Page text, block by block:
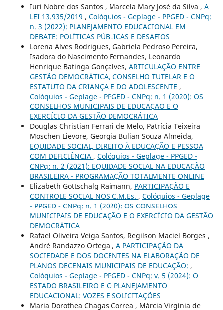
Iuri Nobre dos Santos , Marcela Mary José da Silva , A
LEI 13.935/2019 , Colóquios - Geplage - PPGED - CNPq:
n. 3 (2022): PLANEJAMENTO EDUCACIONAL EM
DEBATE: POLÍTICAS PÚBLICAS E DESAFIOS
Lorena Alves Rodrigues, Gabriela Pedroso Pereira,
Isadora do Nascimento Fernandes, Leonardo
Henrique Batinga Gonçalves, ARTICULAÇÃO ENTRE
GESTÃO DEMOCRÁTICA, CONSELHO TUTELAR E O
ESTATUTO DA CRIANÇA E DO ADOLESCENTE ,
Colóquios - Geplage - PPGED - CNPq: n. 1 (2020): OS
CONSELHOS MUNICIPAIS DE EDUCAÇÃO E O
EXERCÍCIO DA GESTÃO DEMOCRÁTICA
Douglas Christian Ferrari de Melo, Patrícia Teixeira
Moschen Lievore, Georgia Bulian Souza Almeida,
EQUIDADE SOCIAL, DIREITO À EDUCAÇÃO E PESSOA
COM DEFICIÊNCIA , Colóquios - Geplage - PPGED -
CNPq: n. 2 (2021): EQUIDADE SOCIAL NA EDUCAÇÃO
BRASILEIRA - PROGRAMAÇÃO TOTALMENTE ONLINE
Elizabeth Gottschalg Raimann, PARTICIPAÇÃO E
CONTROLE SOCIAL NOS C.M.Es. , Colóquios - Geplage
- PPGED - CNPq: n. 1 (2020): OS CONSELHOS
MUNICIPAIS DE EDUCAÇÃO E O EXERCÍCIO DA GESTÃO
DEMOCRÁTICA
Rafael Oliveira Veiga Santos, Regilson Maciel Borges ,
André Randazzo Ortega , A PARTICIPAÇÃO DA
SOCIEDADE E DOS DOCENTES NA ELABORAÇÃO DE
PLANOS DECENAIS MUNICIPAIS DE EDUCAÇÃO: ,
Colóquios - Geplage - PPGED - CNPq: v. 5 (2024): O
ESTADO BRASILEIRO E O PLANEJAMENTO
EDUCACIONAL: VOZES E SOLICITAÇÕES
Maria Dorothea Chagas Correa , Márcia Virgínia de